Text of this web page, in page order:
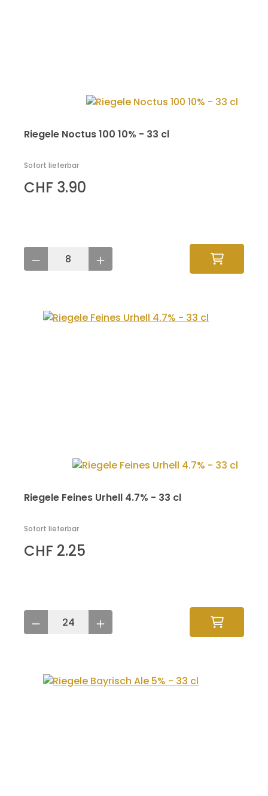
Riegele Noctus 100 10% - 33 cl
Sofort lieferbar
CHF 3.90
Riegele Feines Urhell 4.7% - 33 cl
Sofort lieferbar
CHF 2.25